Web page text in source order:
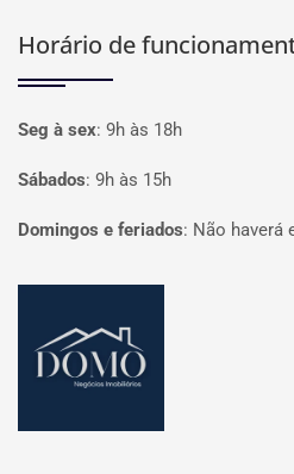
Horário de
Seg à sex: 9h às 18h
Sábados: 9h às 15h
Domingos e feriados: Não haverá